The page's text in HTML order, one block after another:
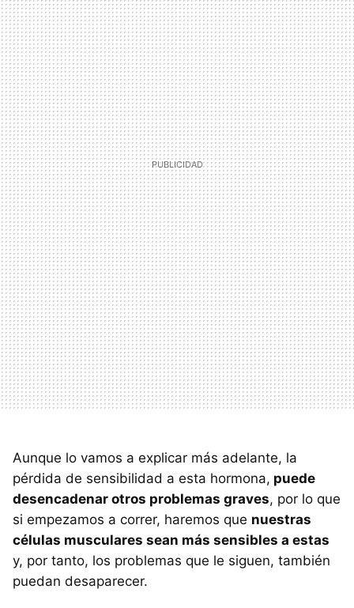
Aunque lo vamos a explicar más adelante, la
pérdida de sensibilidad a esta hormona, puede
desencadenar otros problemas graves, por lo que
si empezamos a correr, haremos que nuestras
células musculares sean más sensibles a estas
y, por tanto, los problemas que le siguen, también
puedan desaparecer.